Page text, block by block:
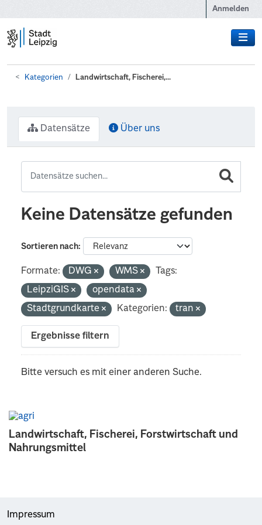
Anmelden
Kategorien Landwirtschaft, Fischerei,...
Landwirtschaft, Fischerei, Forstwirtschaft und
Nahrungsmittel
Datensätze Über uns
Keine Datensätze gefunden
Sortieren nach
Formate: DWG WMS
Tags:
LeipziGIS
opendata
Stadtgrundkarte
Kategorien: tran
Ergebnisse filtern
Bitte versuch es mit einer anderen Suche.
Impressum